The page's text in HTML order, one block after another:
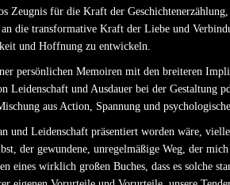
für die Kraft der
die transformative Kraft der Liebe und
und Hoffnung zu entwickeln.
persönlichen Memoiren mit den breiteren
und Ausdauer bei der Gestaltung
aus Action, Spannung und
Leidenschaft präsentiert worden wäre,
der gewundene, unregelmäßige Weg, der
wirklich großen Buches, dass es solche